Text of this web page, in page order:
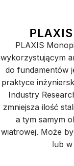
PLAXIS
wykorzystującym
do fundamentów
praktyce
Industry
zmniejsza ilość
a tym samym
wiatrowej. Może
lub w